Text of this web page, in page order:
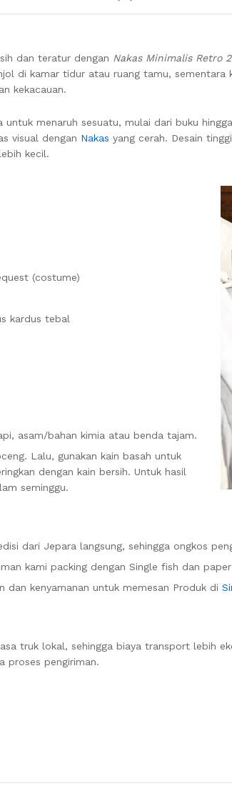
dan teratur dengan Nakas Minimalis Retro
di kamar tidur atau ruang tamu,
kekacauan.
untuk menaruh sesuatu, mulai dari buku
visual dengan Nakas yang cerah. Desain
kecil.
(costume)
kardus tebal
asam/bahan kimia atau benda tajam.
Lalu, gunakan kain basah untuk
dengan kain bersih. Untuk hasil
seminggu.
dari Jepara langsung, sehingga ongkos
kami packing dengan Single fish dan
dan kenyamanan untuk memesan Produk di
truk lokal, sehingga biaya transport lebih
proses pengiriman.